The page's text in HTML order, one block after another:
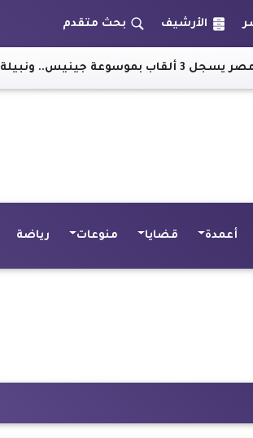
الأرشيف بحث متقدم
أعمدة قضايا منوعات رياضة